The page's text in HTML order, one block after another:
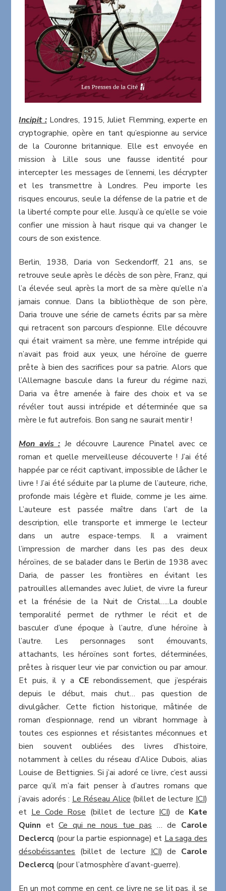
Incipit :Londres, 1915, Juliet Flemming, experte en
cryptographie, opère en tant qu’espionne au service
de la Couronne britannique. Elle est envoyée en
mission à Lille sous une fausse identité pour
intercepter les messages de l’ennemi, les décrypter
et les transmettre à Londres. Peu importe les
risques encourus, seule la défense de la patrie et de
la liberté compte pour elle. Jusqu’à ce qu’elle se voie
confier une mission à haut risque qui va changer le
cours de son existence.
Berlin, 1938, Daria von Seckendorff, 21 ans, se
retrouve seule après le décès de son père, Franz, qui
l’a élevée seul après la mort de sa mère qu’elle n’a
jamais connue. Dans la bibliothèque de son père,
Daria trouve une série de carnets écrits par sa mère
qui retracent son parcours d’espionne. Elle découvre
qui était vraiment sa mère, une femme intrépide qui
n’avait pas froid aux yeux, une héroïne de guerre
prête à bien des sacrifices pour sa patrie. Alors que
l’Allemagne bascule dans la fureur du régime nazi,
Daria va être amenée à faire des choix et va se
révéler tout aussi intrépide et déterminée que sa
mère le fut autrefois. Bon sang ne saurait mentir !
Mon avis : Je découvre Laurence Pinatel avec ce
roman et quelle merveilleuse découverte ! J’ai été
happée par ce récit captivant, impossible de lâcher le
livre ! J’ai été séduite par la plume de l’auteure, riche,
profonde mais légère et fluide, comme je les aime.
L’auteure est passée maître dans l’art de la
description, elle transporte et immerge le lecteur
dans un autre espace-temps. Il a vraiment
l’impression de marcher dans les pas des deux
héroïnes, de se balader dans le Berlin de 1938 avec
Daria, de passer les frontières en évitant les
patrouilles allemandes avec Juliet, de vivre la fureur
et la frénésie de la Nuit de Cristal…..La double
temporalité permet de rythmer le récit et de
basculer d’une époque à l’autre, d’une héroïne à
l’autre. Les personnages sont émouvants,
attachants, les héroïnes sont fortes, déterminées,
prêtes à risquer leur vie par conviction ou par amour.
Et puis, il y a CErebondissement, que j’espérais
depuis le début, mais chut… pas question de
divulgâcher. Cette fiction historique, mâtinée de
roman d’espionnage, rend un vibrant hommage à
toutes ces espionnes et résistantes méconnues et
bien souvent oubliées des livres d’histoire,
notamment à celles du réseau d’Alice Dubois, alias
Louise de Bettignies. Si j’ai adoré ce livre, c’est aussi
parce qu’il m’a fait penser à d’autres romans que
j’avais adorés : Le Réseau Alice (billet de lecture ICI)
et Le Code Rose (billet de lecture ICI) de Kate
Quinn etCe qui ne nous tue pas … de Carole
Declercq (pour la partie espionnage) et La saga des
désobéissantes (billet de lecture ICI) de Carole
Declercq (pour l’atmosphère d’avant-guerre).
En un mot comme en cent, ce livre ne se lit pas, il se